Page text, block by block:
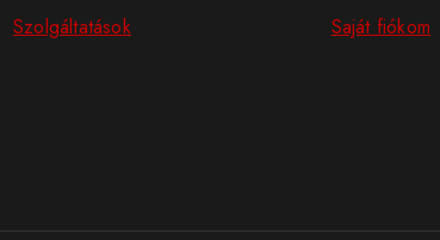
Szolgáltatások
Saját fiókom